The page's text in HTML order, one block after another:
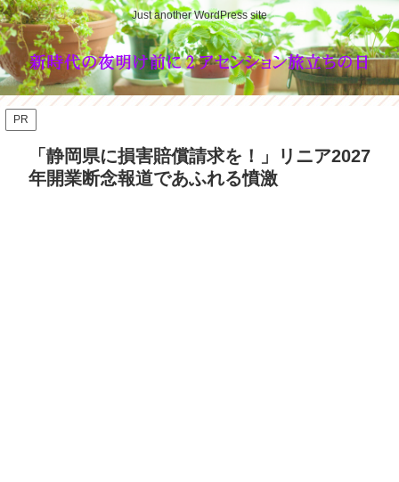
Just another WordPress site
PR
「静岡県に損害賠償請求を！」リニア2027
年開業断念報道であふれる憤激